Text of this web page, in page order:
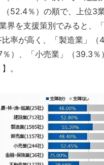
（52.4％）の順で、上位3
界を支援策別でみると、
率が高く、「製造業」（
）、「小売業」（39.3％
。